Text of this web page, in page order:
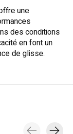
une
des conditions
en font un
de glisse.